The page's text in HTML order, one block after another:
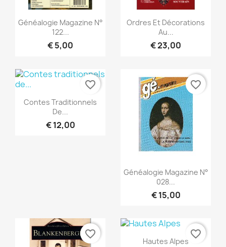
Snel bekijken
Généalogie Magazine N°
122...
€ 5,00
Snel bekijken
Ordres Et Décorations
Au...
€ 23,00
Snel bekijken
Contes Traditionnels
De...
€ 12,00
favorite_border
Snel bekijken
Généalogie Magazine N°
028...
€ 15,00
favorite_border
favorite_border Snel bekijken
Hautes Alpes
favorite_border